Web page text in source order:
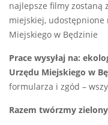
najlepsze filmy zostaną
miejskiej,
Miejskiego w Będzinie
Prace wysyłaj na:
Urzędu Miejskiego w
formularza i zgód –
Razem twórzmy